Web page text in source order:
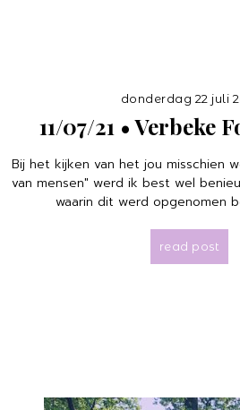
donderdag 22 juli
11/07/21 • Verbeke
Bij het kijken van het jou misschien
van mensen" werd ik best wel
waarin dit werd opgenomen
read post